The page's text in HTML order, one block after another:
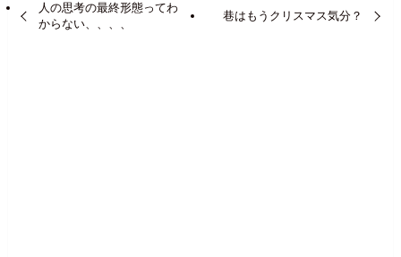
人の思考の最終形態ってわ
からない、、、、
巷はもうクリスマス気分？